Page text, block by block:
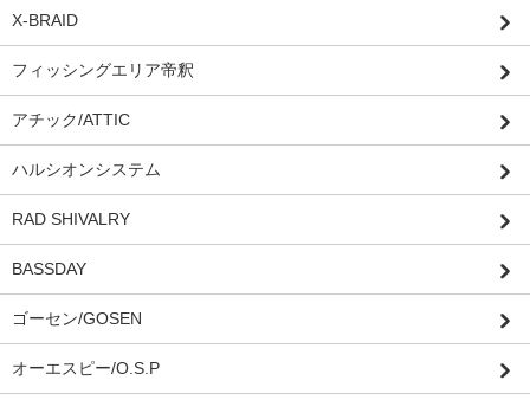
X-BRAID
フィッシングエリア帝釈
アチック/ATTIC
ハルシオンシステム
RAD SHIVALRY
BASSDAY
ゴーセン/GOSEN
オーエスピー/O.S.P